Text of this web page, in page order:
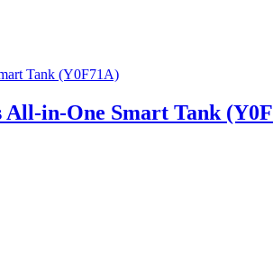
in-One Smart Tank